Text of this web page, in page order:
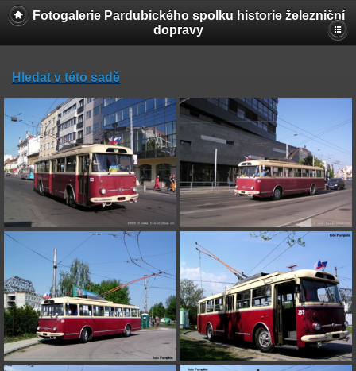
Fotogalerie Pardubického spolku historie železniční
dopravy
Hledat v této sadě